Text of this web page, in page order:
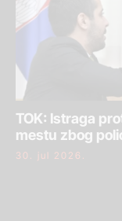
TOK: Istraga
mestu zbog
30. jul 2026.